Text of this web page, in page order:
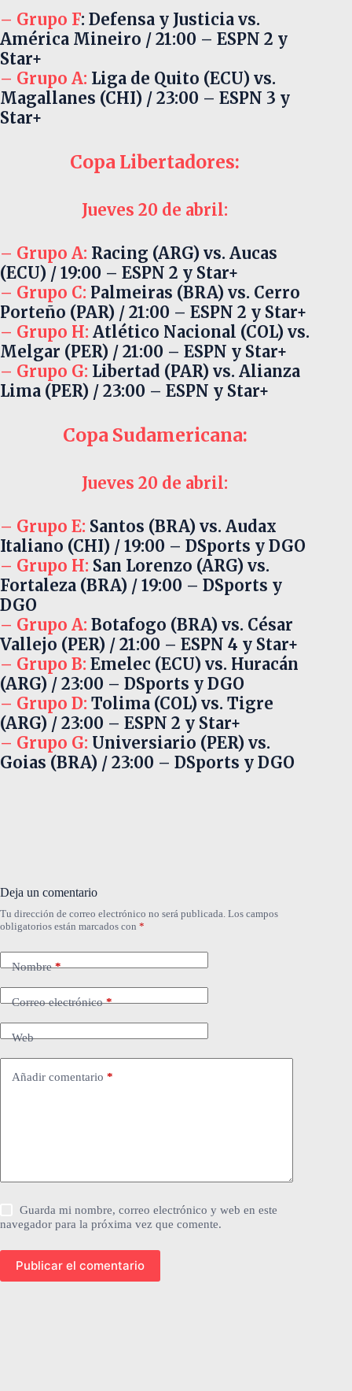
– Grupo F: Defensa y Justicia vs.
América Mineiro / 21:00 – ESPN 2 y
Star+
– Grupo A: Liga de Quito (ECU) vs.
Magallanes (CHI) / 23:00 – ESPN 3 y
Star+
Copa Libertadores:
Jueves 20 de abril:
– Grupo A: Racing (ARG) vs. Aucas
(ECU) / 19:00 – ESPN 2 y Star+
– Grupo C: Palmeiras (BRA) vs. Cerro
Porteño (PAR) / 21:00 – ESPN 2 y Star+
– Grupo H: Atlético Nacional (COL) vs.
Melgar (PER) / 21:00 – ESPN y Star+
– Grupo G: Libertad (PAR) vs. Alianza
Lima (PER) / 23:00 – ESPN y Star+
Copa Sudamericana:
Jueves 20 de abril:
– Grupo E: Santos (BRA) vs. Audax
Italiano (CHI) / 19:00 – DSports y DGO
– Grupo H: San Lorenzo (ARG) vs.
Fortaleza (BRA) / 19:00 – DSports y
DGO
– Grupo A: Botafogo (BRA) vs. César
Vallejo (PER) / 21:00 – ESPN 4 y Star+
– Grupo B: Emelec (ECU) vs. Huracán
(ARG) / 23:00 – DSports y DGO
– Grupo D: Tolima (COL) vs. Tigre
(ARG) / 23:00 – ESPN 2 y Star+
– Grupo G: Universiario (PER) vs.
Goias (BRA) / 23:00 – DSports y DGO
Deja un comentario
Tu dirección de correo electrónico no será publicada. Los campos
obligatorios están marcados con *
Nombre*
Correo electrónico*
Web
Añadir comentario *
Guarda mi nombre, correo electrónico y web en este
navegador para la próxima vez que comente.
Publicar el comentario